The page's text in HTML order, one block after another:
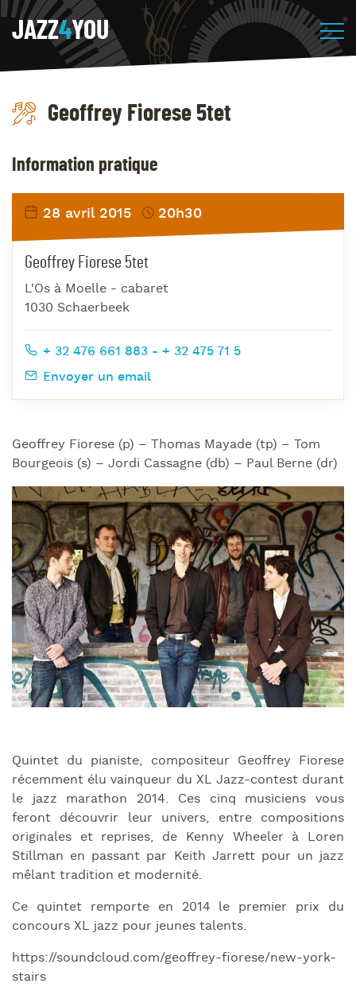
JAZZ4YOU
Geoffrey Fiorese 5tet
Geoffrey Fiorese (p) – Thomas Mayade (tp) – Tom
Bourgeois (s) – Jordi Cassagne (db) – Paul Berne (dr)
Quintet du pianiste, compositeur Geoffrey Fiorese
récemment élu vainqueur du XL Jazz-contest durant
le jazz marathon 2014. Ces cinq musiciens vous
feront découvrir leur univers, entre compositions
originales et reprises, de Kenny Wheeler à Loren
Stillman en passant par Keith Jarrett pour un jazz
mêlant tradition et modernité.
Ce quintet remporte en 2014 le premier prix du
concours XL jazz pour jeunes talents.
https://soundcloud.com/geoffrey-fiorese/new-york-
stairs
Information pratique
28 avril 2015 20h30
Geoffrey Fiorese 5tet
L'Os à Moelle - cabaret
1030 Schaerbeek
+ 32 476 661 883 - + 32 475 71 5
Envoyer un email